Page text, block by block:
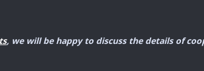
, we will be happy to discuss the details of